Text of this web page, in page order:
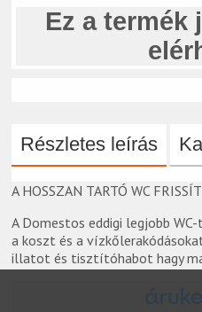
Ez a termék
Részletes leírás
A HOSSZAN TARTÓ WC
A Domestos eddigi legjobb
a koszt és a
illatot és tisztítóhabot hagy